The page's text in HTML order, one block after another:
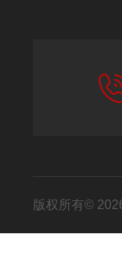
版权所有©